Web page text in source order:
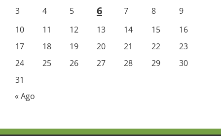
3
4 5 6 7 8
9
10
11 12 13 14 15
16
17
18 19 20 21 22
23
24
25 26 27 28 29
30
31
« Ago